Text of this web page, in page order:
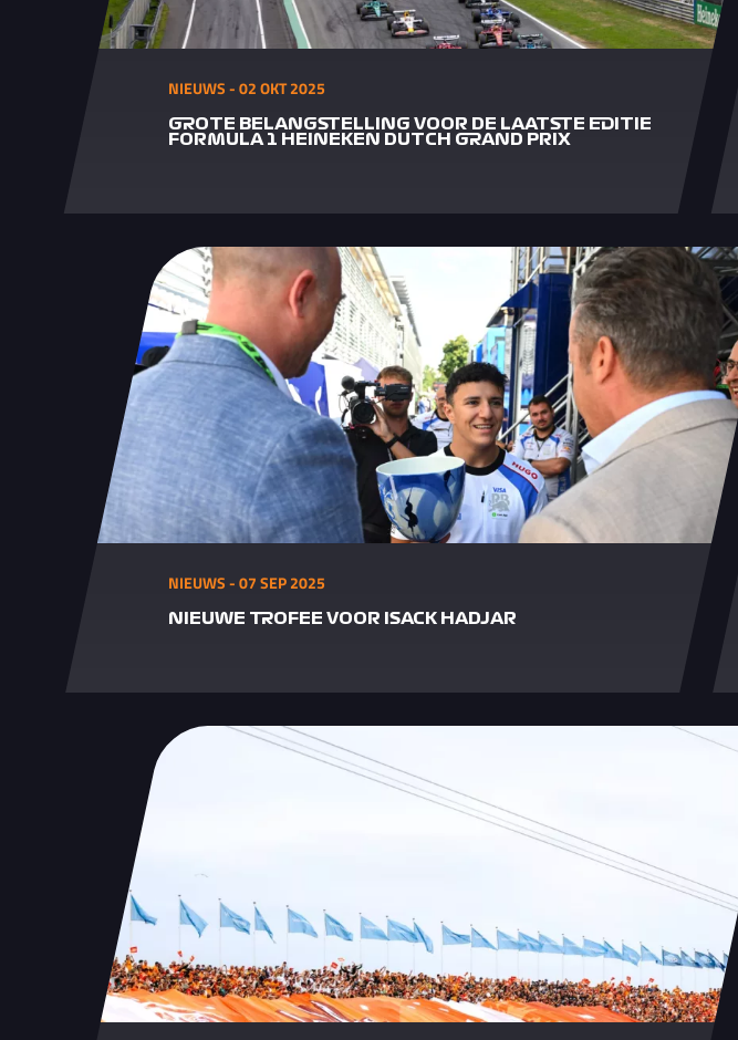
NIEUWS - 02 OKT 2025
GROTE BELANGSTELLING VOOR DE LAATSTE EDITIE
FORMULA 1 HEINEKEN DUTCH GRAND PRIX
NIEUWS - 07 SEP 2025
NIEUWE TROFEE VOOR ISACK HADJAR